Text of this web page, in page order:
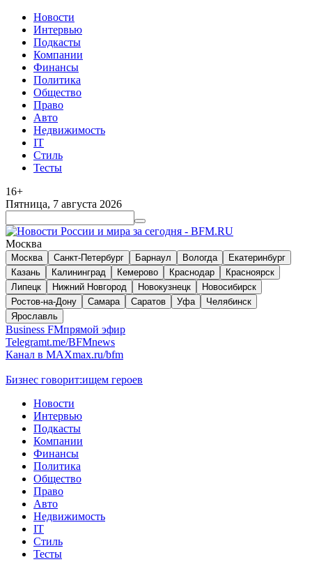
Новости
Интервью
Подкасты
Компании
Финансы
Политика
Общество
Право
Авто
Недвижимость
IT
Стиль
Тесты
16+
Пятница, 7 августа 2026
Москва
Москва Санкт-Петербург Барнаул Вологда
Екатеринбург
Казань
Калининград Кемерово Краснодар
Красноярск
Липецк
Нижний Новгород Новокузнецк
Новосибирск
Ростов-на-Дону
Самара Саратов Уфа
Челябинск
Ярославль
Business FMпрямой эфир
Telegramt.me/BFMnews
Канал в MAXmax.ru/bfm
Бизнес говорит:ищем героев
Новости
Интервью
Подкасты
Компании
Финансы
Политика
Общество
Право
Авто
Недвижимость
IT
Стиль
Тесты